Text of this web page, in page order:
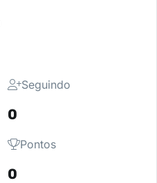
Seguindo
0
Pontos
0